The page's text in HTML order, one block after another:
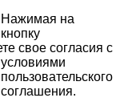
Нажимая на
кнопку
свое согласия с
условиями
пользовательского
соглашения.